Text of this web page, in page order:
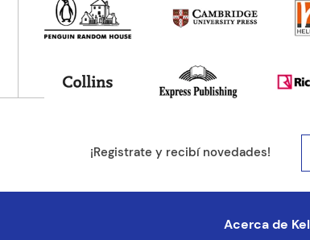
Tu nombre
Tu ubicación
¡Registrate y recibí novedades!
Acerca de Kel